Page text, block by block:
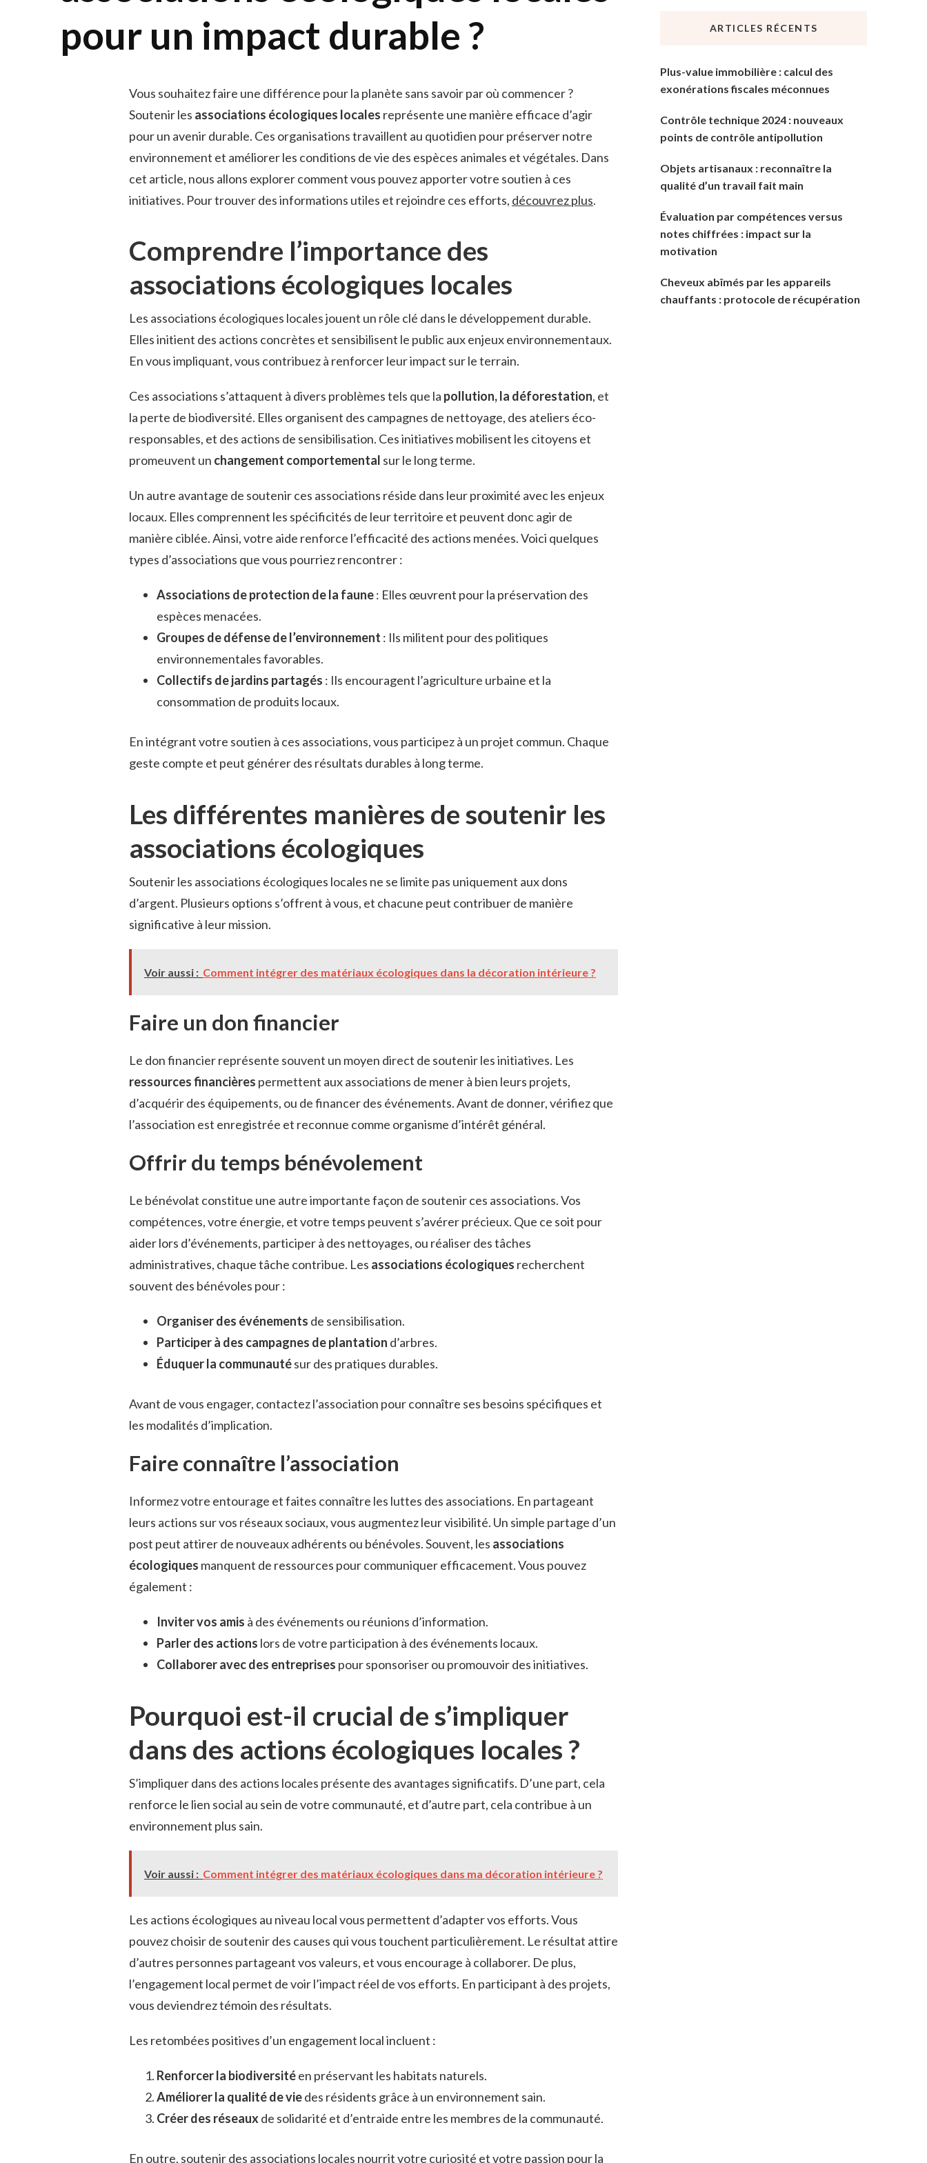
pour un impact durable ?
Vous souhaitez faire une différence pour la planète sans savoir par où commencer ?
Soutenir les associations écologiques locales représente une manière efficace d’agir
pour un avenir durable. Ces organisations travaillent au quotidien pour préserver notre
environnement et améliorer les conditions de vie des espèces animales et végétales. Dans
cet article, nous allons explorer comment vous pouvez apporter votre soutien à ces
initiatives. Pour trouver des informations utiles et rejoindre ces efforts, découvrez plus.
Comprendre l’importance des
associations écologiques locales
Les associations écologiques locales jouent un rôle clé dans le développement durable.
Elles initient des actions concrètes et sensibilisent le public aux enjeux environnementaux.
En vous impliquant, vous contribuez à renforcer leur impact sur le terrain.
Ces associations s’attaquent à divers problèmes tels que la pollution, la déforestation, et
la perte de biodiversité. Elles organisent des campagnes de nettoyage, des ateliers éco-
responsables, et des actions de sensibilisation. Ces initiatives mobilisent les citoyens et
promeuvent un changement comportemental sur le long terme.
Un autre avantage de soutenir ces associations réside dans leur proximité avec les enjeux
locaux. Elles comprennent les spécificités de leur territoire et peuvent donc agir de
manière ciblée. Ainsi, votre aide renforce l’efficacité des actions menées. Voici quelques
types d’associations que vous pourriez rencontrer :
Associations de protection de la faune: Elles œuvrent pour la préservation des
espèces menacées.
Groupes de défense de l’environnement : Ils militent pour des politiques
environnementales favorables.
Collectifs de jardins partagés : Ils encouragent l’agriculture urbaine et la
consommation de produits locaux.
En intégrant votre soutien à ces associations, vous participez à un projet commun. Chaque
geste compte et peut générer des résultats durables à long terme.
Les différentes manières de soutenir les
associations écologiques
Soutenir les associations écologiques locales ne se limite pas uniquement aux dons
d’argent. Plusieurs options s’offrent à vous, et chacune peut contribuer de manière
significative à leur mission.
Voir aussi : Comment intégrer des matériaux écologiques dans la décoration intérieure ?
Faire un don financier
Le don financier représente souvent un moyen direct de soutenir les initiatives. Les
ressources financières permettent aux associations de mener à bien leurs projets,
d’acquérir des équipements, ou de financer des événements. Avant de donner, vérifiez que
l’association est enregistrée et reconnue comme organisme d’intérêt général.
Offrir du temps bénévolement
Le bénévolat constitue une autre importante façon de soutenir ces associations. Vos
compétences, votre énergie, et votre temps peuvent s’avérer précieux. Que ce soit pour
aider lors d’événements, participer à des nettoyages, ou réaliser des tâches
administratives, chaque tâche contribue. Les associations écologiques recherchent
souvent des bénévoles pour :
Organiser des événements de sensibilisation.
Participer à des campagnes de plantation d’arbres.
Éduquer la communautésur des pratiques durables.
Avant de vous engager, contactez l’association pour connaître ses besoins spécifiques et
les modalités d’implication.
Faire connaître l’association
Informez votre entourage et faites connaître les luttes des associations. En partageant
leurs actions sur vos réseaux sociaux, vous augmentez leur visibilité. Un simple partage d’un
post peut attirer de nouveaux adhérents ou bénévoles. Souvent, les associations
écologiques manquent de ressources pour communiquer efficacement. Vous pouvez
également :
Inviter vos amis à des événements ou réunions d’information.
Parler des actions lors de votre participation à des événements locaux.
Collaborer avec des entreprises pour sponsoriser ou promouvoir des initiatives.
Pourquoi est-il crucial de s’impliquer
dans des actions écologiques locales ?
S’impliquer dans des actions locales présente des avantages significatifs. D’une part, cela
renforce le lien social au sein de votre communauté, et d’autre part, cela contribue à un
environnement plus sain.
Voir aussi : Comment intégrer des matériaux écologiques dans ma décoration intérieure ?
Les actions écologiques au niveau local vous permettent d’adapter vos efforts. Vous
pouvez choisir de soutenir des causes qui vous touchent particulièrement. Le résultat attire
d’autres personnes partageant vos valeurs, et vous encourage à collaborer. De plus,
l’engagement local permet de voir l’impact réel de vos efforts. En participant à des projets,
vous deviendrez témoin des résultats.
Les retombées positives d’un engagement local incluent :
Renforcer la biodiversitéen préservant les habitats naturels.
Améliorer la qualité de viedes résidents grâce à un environnement sain.
Créer des réseaux de solidarité et d’entraide entre les membres de la communauté.
En outre, soutenir des associations locales nourrit votre curiosité et votre passion pour la
ARTICLES RÉCENTS
Plus-value immobilière : calcul des
exonérations fiscales méconnues
Contrôle technique 2024 : nouveaux
points de contrôle antipollution
Objets artisanaux : reconnaître la
qualité d’un travail fait main
Évaluation par compétences versus
notes chiffrées : impact sur la
motivation
Cheveux abîmés par les appareils
chauffants : protocole de récupération